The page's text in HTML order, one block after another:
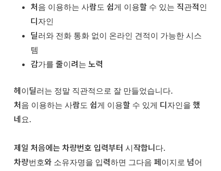
처음 이용하는 사람도 쉽게 이용할 수 있는 직관적인
디자인
딜러와 전화 통화 없이 온라인 견적이 가능한 시스
템
감가를 줄이려는 노력
헤이딜러는 정말 직관적으로 잘 만들었습니다.
처음 이용하는 사람도 쉽게 이용할 수 있게 디자인을 했
네요.
제일 처음에는 차량번호 입력부터 시작합니다.
차량번호와 소유자명을 입력하면 그다음 페이지로 넘어